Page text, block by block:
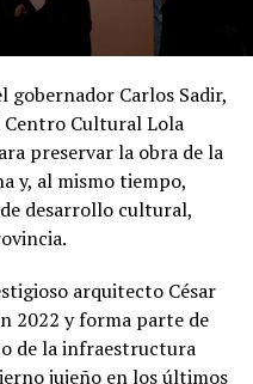
gobernador Carlos Sadir,
Cultural Lola
preservar la obra de la
y, al mismo tiempo,
desarrollo cultural,
arquitecto César
2022 y forma parte de
de la infraestructura
jujeño en los últimos